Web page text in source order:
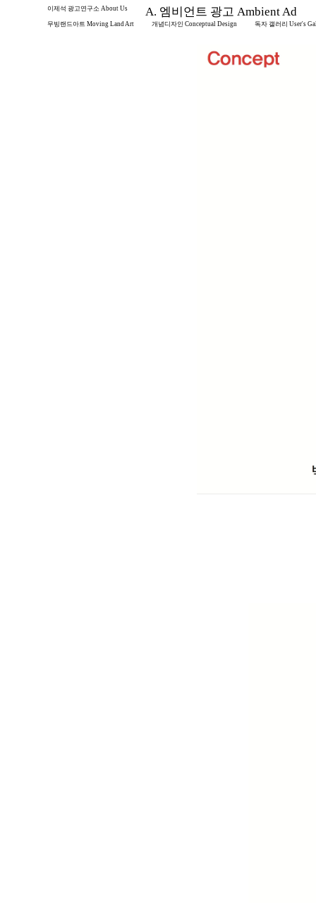
이제석 광고연구소 About Us A. 엠비언트 광고 Ambient Ad
무빙랜드아트 Moving Land Art 개념디자인 Conceptual Design 독자 갤러리 User's